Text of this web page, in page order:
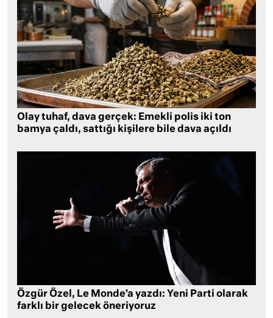
Olay tuhaf, dava gerçek: Emekli polis iki ton
bamya çaldı, sattığı kişilere bile dava açıldı
Özgür Özel, Le Monde’a yazdı: Yeni Parti olarak
farklı bir gelecek öneriyoruz